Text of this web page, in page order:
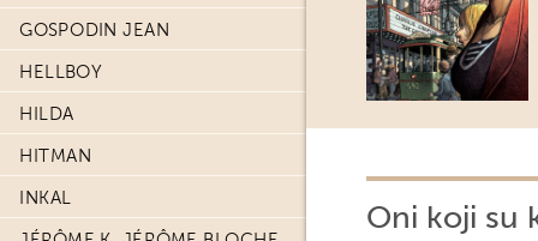
GOSPODIN JEAN
HELLBOY
HILDA
HITMAN
INKAL
Oni koji su